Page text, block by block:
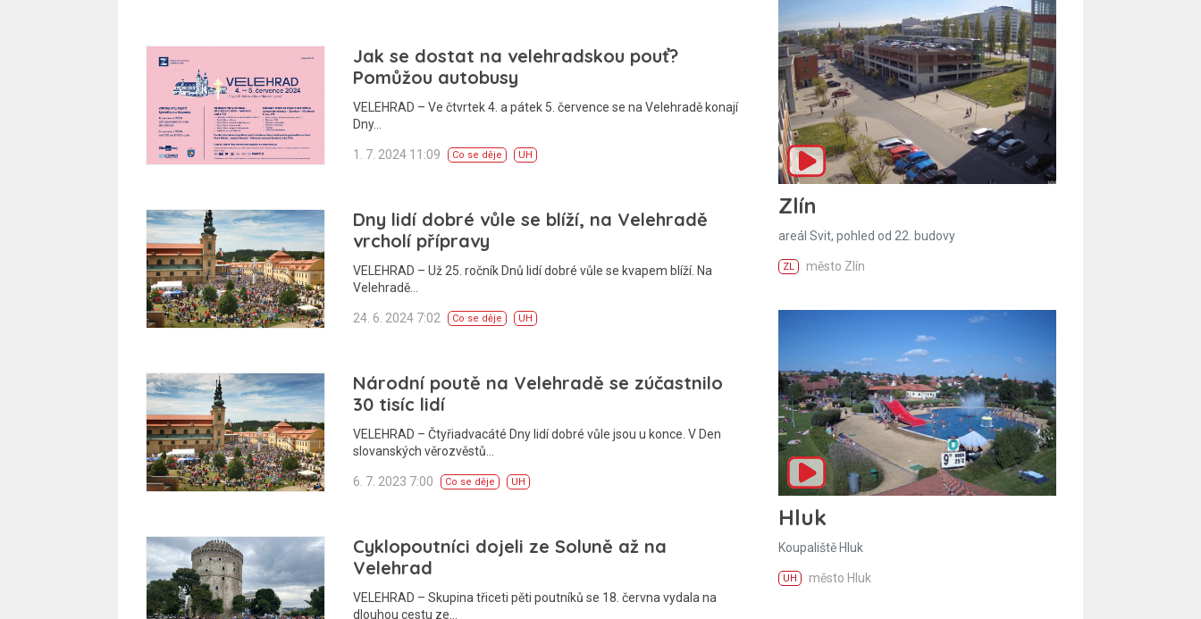
Jak se dostat na velehradskou pouť?
Pomůžou autobusy
VELEHRAD – Ve čtvrtek 4. a pátek 5. července se na Velehradě konají
Dny…
1. 7. 2024 11:09 Co se děje UH
Dny lidí dobré vůle se blíží, na Velehradě
vrcholí přípravy
VELEHRAD – Už 25. ročník Dnů lidí dobré vůle se kvapem blíží. Na
Velehradě…
24. 6. 2024 7:02 Co se děje UH
Národní poutě na Velehradě se zúčastnilo
30 tisíc lidí
VELEHRAD – Čtyřiadvacáté Dny lidí dobré vůle jsou u konce. V Den
slovanských věrozvěstů…
6. 7. 2023 7:00 Co se děje UH
Cyklopoutníci dojeli ze Soluně až na
Velehrad
VELEHRAD – Skupina třiceti pěti poutníků se 18. června vydala na
dlouhou cestu ze…
Zlín
areál Svit, pohled od 22. budovy
ZL město Zlín
Hluk
Koupaliště Hluk
UH město Hluk